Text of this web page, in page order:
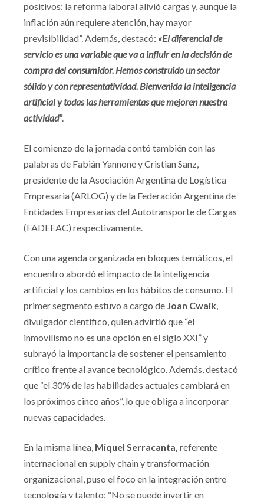
positivos: la reforma laboral alivió cargas y, aunque la
inflación aún requiere atención, hay mayor
previsibilidad”. Además, destacó: «El diferencial de
servicio es una variable que va a influir en la decisión de
compra del consumidor. Hemos construido un sector
sólido y con representatividad. Bienvenida la inteligencia
artificial y todas las herramientas que mejoren nuestra
actividad”.
El comienzo de la jornada contó también con las
palabras de Fabián Yannone y Cristian Sanz,
presidente de la Asociación Argentina de Logística
Empresaria (ARLOG) y de la Federación Argentina de
Entidades Empresarias del Autotransporte de Cargas
(FADEEAC) respectivamente.
Con una agenda organizada en bloques temáticos, el
encuentro abordó el impacto de la inteligencia
artificial y los cambios en los hábitos de consumo. El
primer segmento estuvo a cargo de Joan Cwaik,
divulgador científico, quien advirtió que “el
inmovilismo no es una opción en el siglo XXI” y
subrayó la importancia de sostener el pensamiento
crítico frente al avance tecnológico. Además, destacó
que “el 30% de las habilidades actuales cambiará en
los próximos cinco años”, lo que obliga a incorporar
nuevas capacidades.
En la misma línea, Miquel Serracanta, referente
internacional en supply chain y transformación
organizacional, puso el foco en la integración entre
tecnología y talento: “No se puede invertir en